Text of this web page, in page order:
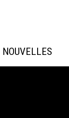
NOUVELLES